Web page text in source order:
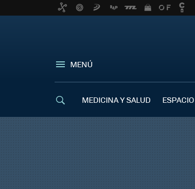
MENÚ
MEDICINA Y SALUD ESPACIO